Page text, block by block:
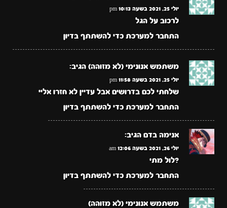
יולי 25, 2021 בשעה 10:13 pm
לרכוב על הגל
התחבר למערכת כדי להשתתף בדיון
משתמש אנונימי (לא מזוהה) הגיב:
יולי 25, 2021 בשעה 11:58 pm
שלחתי לכם בדרושים אבל עדיין לא חזרו אליי
התחבר למערכת כדי להשתתף בדיון
אנימה בדם הגיב:
יולי 26, 2021 בשעה 12:06 am
?לול מתי
התחבר למערכת כדי להשתתף בדיון
משתמש אנונימי (לא מזוהה)